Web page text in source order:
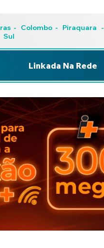
- Colombo- Piraquara
Sul
Linkada Na Rede